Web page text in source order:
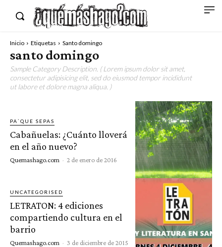
Inicio Etiquetas Santo domingo
santo domingo
Sample Category Description. ( Lorem ipsum dolor sit amet,
consectetur adipisicing elit, sed do eiusmod tempor incididunt
ut labore et dolore magna aliqua. )
PA`QUE SEPAS
Cabañuelas: ¿Cuánto lloverá
en el año nuevo?
Quemashago.com - 2 de enero de 2016
UNCATEGORISED
LETRATON: 4 ediciones
compartiendo cultura en el
barrio
Quemashago.com - 3 de diciembre de 2015